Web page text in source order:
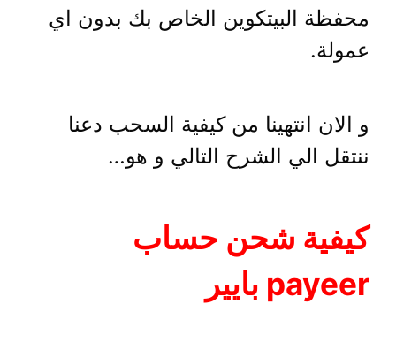
محفظة البيتكوين الخاص بك بدون اي
عمولة.
و الان انتهينا من كيفية السحب دعنا
ننتقل الي الشرح التالي و هو…
كيفية شحن حساب
payeer بايير